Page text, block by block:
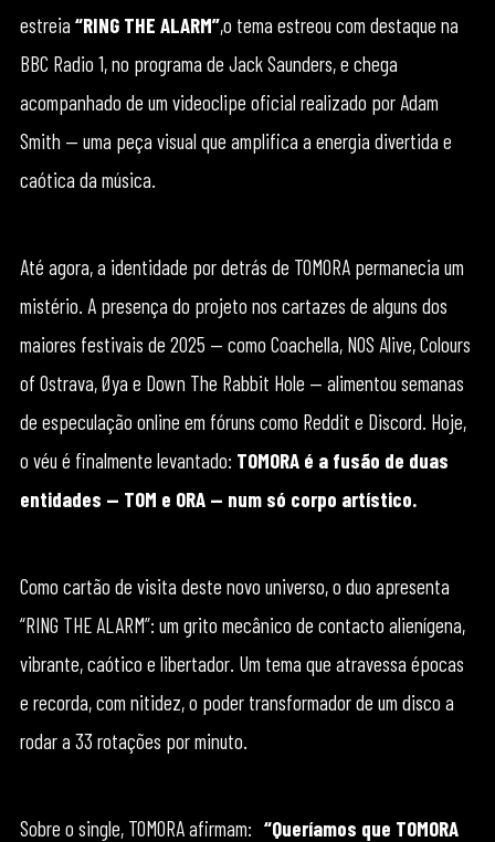
estreia “RING THE ALARM”,o tema estreou com destaque na
BBC Radio 1, no programa de Jack Saunders, e chega
acompanhado de um videoclipe oficial realizado por Adam
Smith — uma peça visual que amplifica a energia divertida e
caótica da música.
Até agora, a identidade por detrás de TOMORA permanecia um
mistério. A presença do projeto nos cartazes de alguns dos
maiores festivais de 2025 — como Coachella, NOS Alive, Colours
of Ostrava, Øya e Down The Rabbit Hole — alimentou semanas
de especulação online em fóruns como Reddit e Discord. Hoje,
o véu é finalmente levantado: TOMORA é a fusão de duas
entidades — TOM e ORA — num só corpo artístico.
Como cartão de visita deste novo universo, o duo apresenta
“RING THE ALARM”: um grito mecânico de contacto alienígena,
vibrante, caótico e libertador. Um tema que atravessa épocas
e recorda, com nitidez, o poder transformador de um disco a
rodar a 33 rotações por minuto.
Sobre o single, TOMORA afirmam: “Queríamos que TOMORA